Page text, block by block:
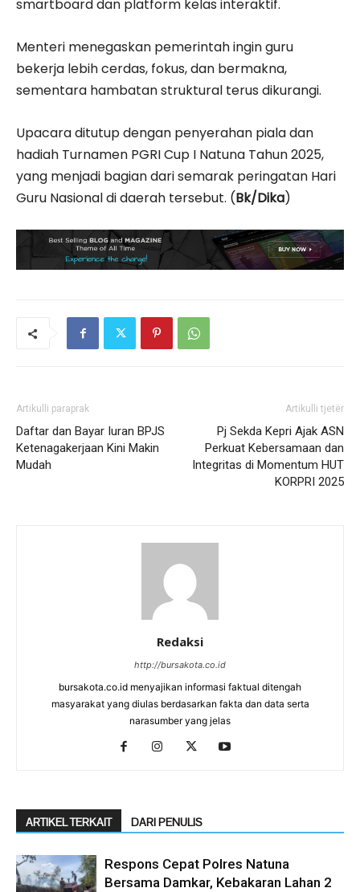
smartboard dan platform kelas interaktif.
Menteri menegaskan pemerintah ingin guru
bekerja lebih cerdas, fokus, dan bermakna,
sementara hambatan struktural terus dikurangi.
Upacara ditutup dengan penyerahan piala dan
hadiah Turnamen PGRI Cup I Natuna Tahun 2025,
yang menjadi bagian dari semarak peringatan Hari
Guru Nasional di daerah tersebut. (Bk/Dika)
Artikulli paraprak
Daftar dan Bayar Iuran BPJS
Ketenagakerjaan Kini Makin
Mudah
Artikulli tjetër
Pj Sekda Kepri Ajak ASN
Perkuat Kebersamaan dan
Integritas di Momentum HUT
KORPRI 2025
Redaksi
http://bursakota.co.id
bursakota.co.id menyajikan informasi faktual ditengah
masyarakat yang diulas berdasarkan fakta dan data serta
narasumber yang jelas
ARTIKEL TERKAIT DARI PENULIS
Respons Cepat Polres Natuna
Bersama Damkar, Kebakaran Lahan 2